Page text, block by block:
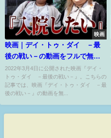
映画
映画｜デイ・トゥ・ダイ －最
後の戦い－の動画をフルで無料
視聴できる配信サイトまとめ
2022年3月4日に公開された映画『デイ・
トゥ・ダイ －最後の戦い－』。こちらの
記事では、映画『デイ・トゥ・ダイ －最
後の戦い－』の動画を無...